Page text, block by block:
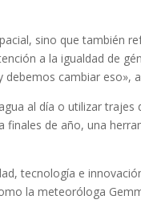
sino que también
a la igualdad de
cambiar eso»,
al día o utilizar trajes
de año, una
tecnología e
la meteoróloga